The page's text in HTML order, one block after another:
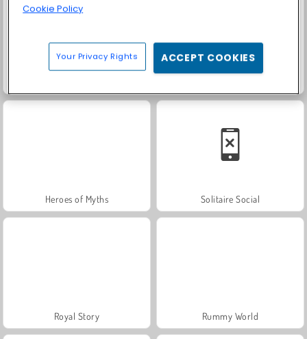
Heroes of Myths Solitaire Social
Royal Story Rummy World
Cookie Policy
Your Privacy Rights ACCEPT COOKIES